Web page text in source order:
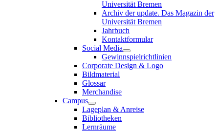
Universität Bremen
Archiv der update. Das Magazin der
Universität Bremen
Jahrbuch
Kontaktformular
Social Media
Gewinnspielrichtlinien
Corporate Design & Logo
Bildmaterial
Glossar
Merchandise
Campus
Lageplan & Anreise
Bibliotheken
Lernräume